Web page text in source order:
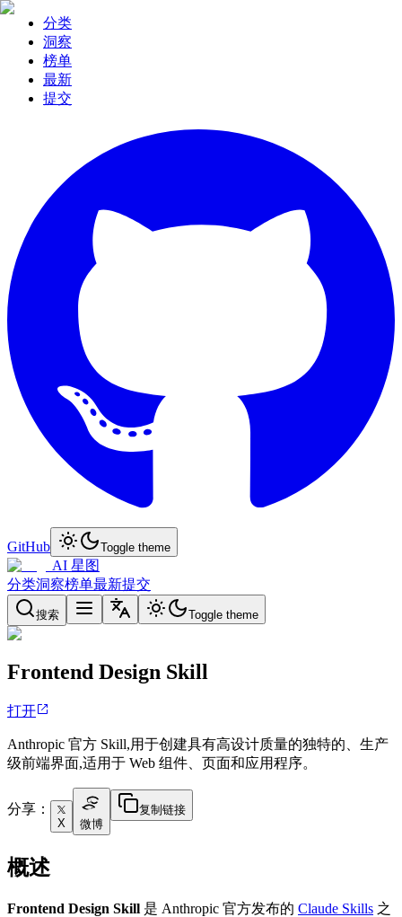
分类
洞察
榜单
最新
提交
GitHub Toggle theme
AI 星图
分类洞察榜单最新提交
搜索 Toggle theme
Frontend Design Skill
打开
Anthropic 官方 Skill,用于创建具有高设计质量的独特的、生产
级前端界面,适用于 Web 组件、页面和应用程序。
分享：
X 微博
复制链接
概述
Frontend Design Skill 是 Anthropic 官方发布的 Claude Skills 之